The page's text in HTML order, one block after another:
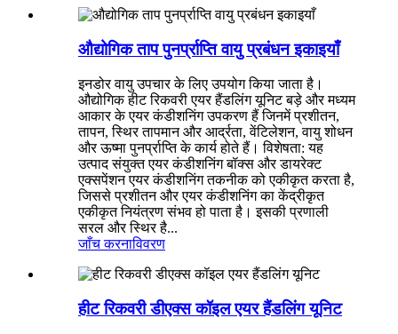
औद्योगिक ताप पुनर्प्राप्ति वायु प्रबंधन इकाइयाँ
इनडोर वायु उपचार के लिए उपयोग किया जाता है।
औद्योगिक हीट रिकवरी एयर हैंडलिंग यूनिट बड़े और मध्यम
आकार के एयर कंडीशनिंग उपकरण हैं जिनमें प्रशीतन,
तापन, स्थिर तापमान और आर्द्रता, वेंटिलेशन, वायु शोधन
और ऊष्मा पुनर्प्राप्ति के कार्य होते हैं। विशेषता: यह
उत्पाद संयुक्त एयर कंडीशनिंग बॉक्स और डायरेक्ट
एक्सपेंशन एयर कंडीशनिंग तकनीक को एकीकृत करता है,
जिससे प्रशीतन और एयर कंडीशनिंग का केंद्रीकृत
एकीकृत नियंत्रण संभव हो पाता है। इसकी प्रणाली
सरल और स्थिर है...
जाँच करनाविवरण
हीट रिकवरी डीएक्स कॉइल एयर हैंडलिंग यूनिट